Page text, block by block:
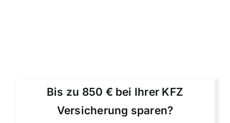
Bis zu 850 € bei Ihrer KFZ
Versicherung sparen?